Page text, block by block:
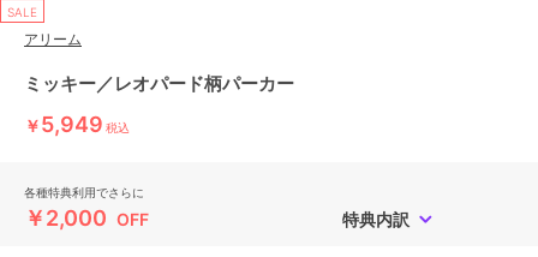
SALE
アリーム
ミッキー／レオパード柄パーカー
￥5,949 税込
各種特典利用でさらに
￥2,000 OFF 特典内訳